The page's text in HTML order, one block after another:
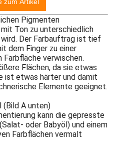
Pigmenten
Ton zu unterschiedlich
Der Farbauftrag ist tief
dem Finger zu einer
Farbfläche verwischen.
Flächen, da sie etwas
ist etwas härter und damit
Elemente geeignet.
(Bild A unten)
kann die gepresste
oder Babyöl) und einem
Farbflächen vermalt